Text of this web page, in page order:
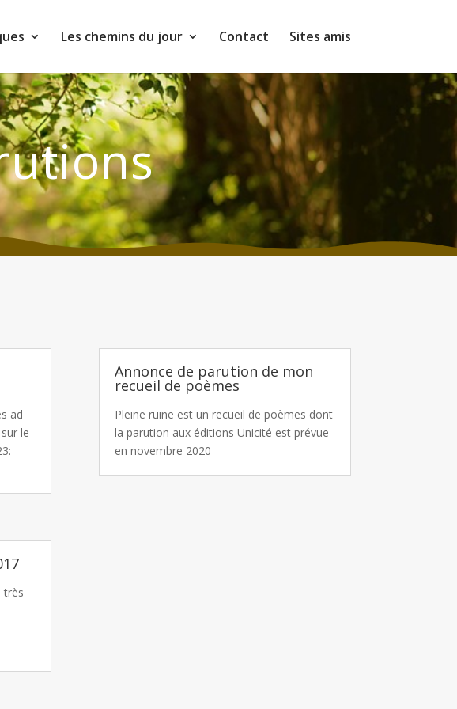
Les chemins du jour Contact Sites amis
ad
le
très
Annonce de parution de mon
recueil de poèmes
Pleine ruine est un recueil de poèmes dont
la parution aux éditions Unicité est prévue
en novembre 2020